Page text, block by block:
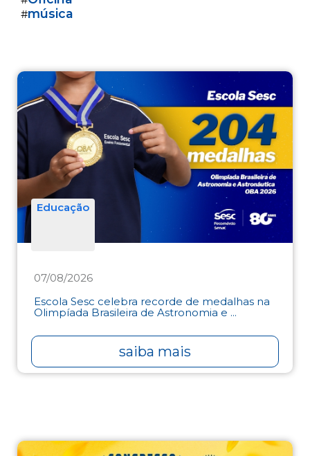
#música
Educação
07/08/2026
Escola Sesc celebra recorde de medalhas na
Olimpíada Brasileira de Astronomia e ...
saiba mais